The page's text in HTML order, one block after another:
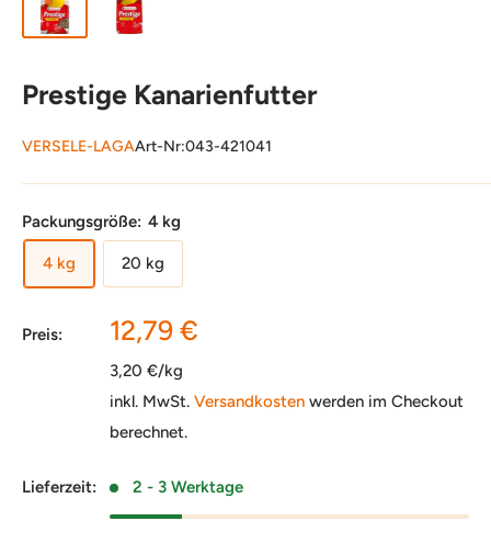
Prestige Kanarienfutter
VERSELE-LAGAArt-Nr:043-421041
Packungsgröße: 4 kg
4 kg 20 kg
Preis: Sonderpreis
12,79 €
3,20 €/kg
inkl. MwSt. Versandkosten werden im Checkout
berechnet.
Lieferzeit: 2 - 3 Werktage